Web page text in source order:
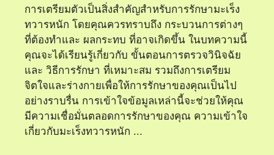
การเตรียมตัวเป็นสิ่งสำคัญสำหรับการรักษามะเร็ง
ทวารหนัก โดยคุณควรทราบถึง กระบวนการต่างๆ
ที่ต้องทำและ ผลกระทบ ที่อาจเกิดขึ้น ในบทความนี้
คุณจะได้เรียนรู้เกี่ยวกับ ขั้นตอนการตรวจวินิจฉัย
และ วิธีการรักษา ที่เหมาะสม รวมถึงการเตรียม
จิตใจและร่างกายเพื่อให้การรักษาของคุณเป็นไป
อย่างราบรื่น การเข้าใจข้อมูลเหล่านี้จะช่วยให้คุณ
มีความเชื่อมั่นตลอดการรักษาของคุณ ความเข้าใจ
เกี่ยวกับมะเร็งทวารหนัก ...